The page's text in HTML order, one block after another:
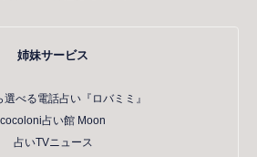
姉妹サービス
選べる電話占い『ロバミミ』
cocoloni占い館 Moon
占いTVニュース